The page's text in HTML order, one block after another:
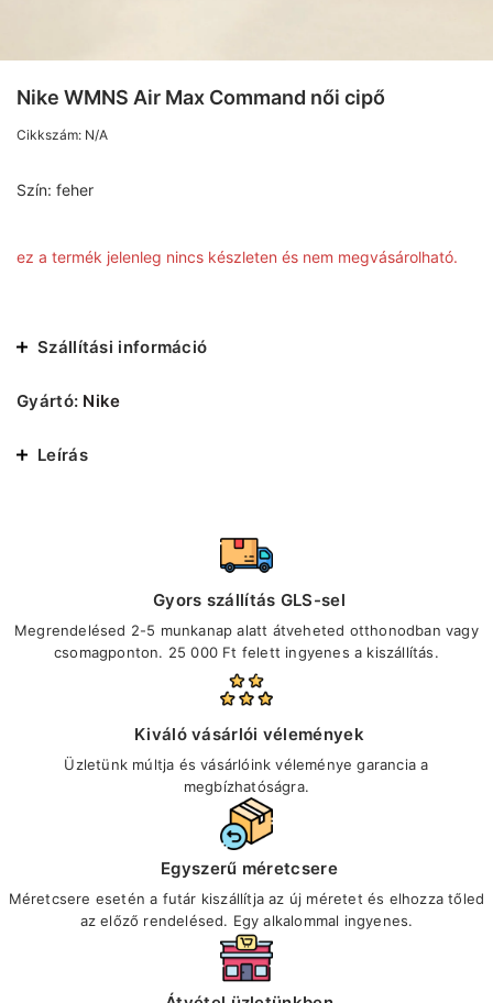
Nike WMNS Air Max Command női cipő
Cikkszám: N/A
Szín: feher
ez a termék jelenleg nincs készleten és nem megvásárolható.
Szállítási információ
Gyártó: Nike
Leírás
Gyors szállítás GLS-sel
Megrendelésed 2-5 munkanap alatt átveheted otthonodban vagy
csomagponton. 25 000 Ft felett ingyenes a kiszállítás.
Kiváló vásárlói vélemények
Üzletünk múltja és vásárlóink véleménye garancia a
megbízhatóságra.
Egyszerű méretcsere
Méretcsere esetén a futár kiszállítja az új méretet és elhozza tőled
az előző rendelésed. Egy alkalommal ingyenes.